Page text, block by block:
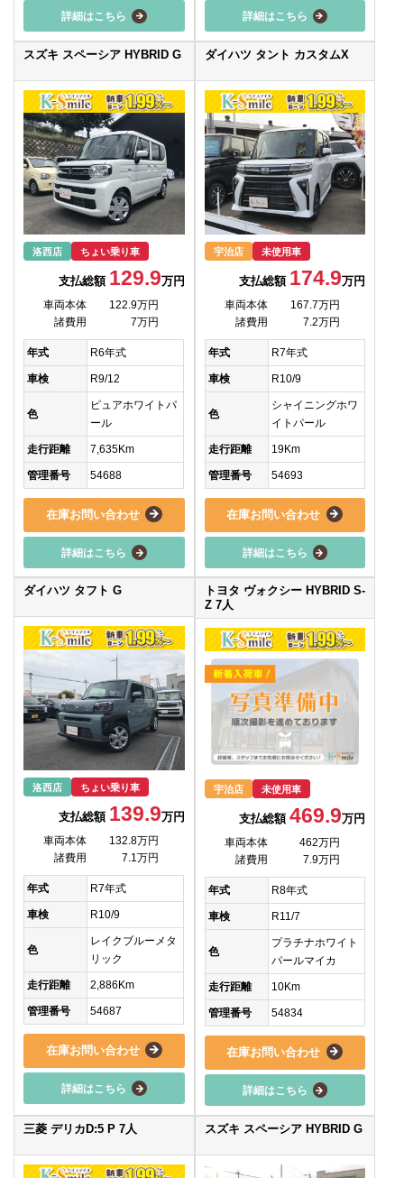
詳細はこちら 詳細はこちら
スズキ スペーシア HYBRID G
洛西店 ちょい乗り車
支払総額 129.9万円
車両本体
122.9万円
諸費用
7万円
年式 R6年式
車検 R9/12
色
ピュアホワイトパ
ール
走行距離 7,635Km
管理番号 54688
在庫お問い合わせ
詳細はこちら
ダイハツ タント カスタムX
宇治店 未使用車
支払総額 174.9万円
車両本体
167.7万円
諸費用
7.2万円
年式 R7年式
車検 R10/9
色
シャイニングホワ
イトパール
走行距離 19Km
管理番号 54693
在庫お問い合わせ
詳細はこちら
ダイハツ タフト G
洛西店 ちょい乗り車
支払総額 139.9万円
車両本体
132.8万円
諸費用
7.1万円
年式 R7年式
車検 R10/9
色
レイクブルーメタ
リック
走行距離 2,886Km
管理番号 54687
在庫お問い合わせ
詳細はこちら
トヨタ ヴォクシー HYBRID S-
Z 7人
宇治店 未使用車
支払総額469.9万円
車両本体
462万円
諸費用
7.9万円
年式 R8年式
車検 R11/7
色
プラチナホワイト
パールマイカ
走行距離 10Km
管理番号 54834
在庫お問い合わせ
詳細はこちら
三菱 デリカD:5 P 7人 スズキ スペーシア HYBRID G